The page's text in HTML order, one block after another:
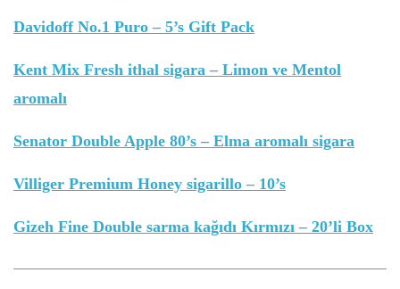
Davidoff No.1 Puro – 5’s Gift Pack
Kent Mix Fresh ithal sigara – Limon ve Mentol
aromalı
Senator Double Apple 80’s – Elma aromalı sigara
Villiger Premium Honey sigarillo – 10’s
Gizeh Fine Double sarma kağıdı Kırmızı – 20’li Box